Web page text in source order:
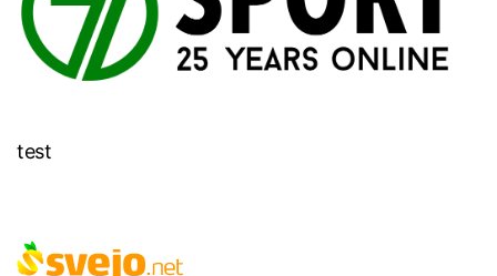
test